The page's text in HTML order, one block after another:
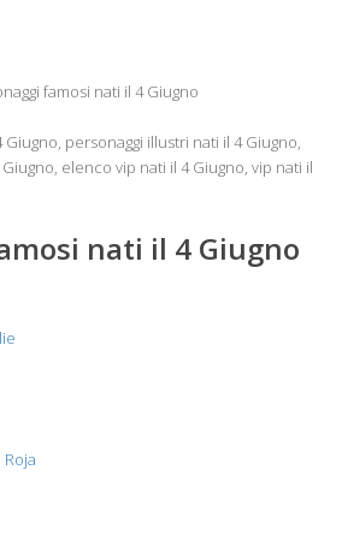
famosi nati il 4 Giugno
Giugno, personaggi illustri nati il 4 Giugno,
elenco vip nati il 4 Giugno, vip nati il
nati il 4 Giugno